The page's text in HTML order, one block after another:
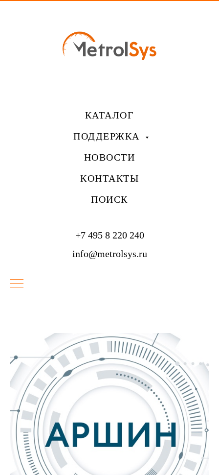
КАТАЛОГ
ПОДДЕРЖКА
НОВОСТИ
КОНТАКТЫ
ПОИСК
+7 495 8 220 240
info@metrolsys.ru